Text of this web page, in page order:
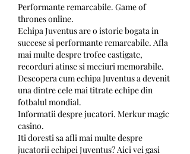
Performante remarcabile. Game of
thrones online.
Echipa Juventus are o istorie bogata in
succese si performante remarcabile. Afla
mai multe despre trofee castigate,
recorduri atinse si meciuri memorabile.
Descopera cum echipa Juventus a devenit
una dintre cele mai titrate echipe din
fotbalul mondial.
Informatii despre jucatori. Merkur magic
casino.
Iti doresti sa afli mai multe despre
jucatorii echipei Juventus? Aici vei gasi